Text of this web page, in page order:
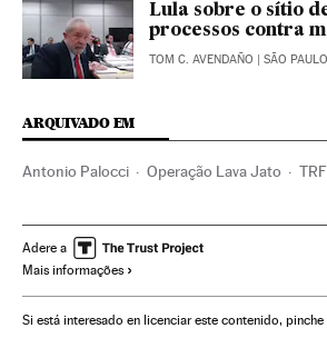
Lula sobre o sítio
processos contra
TOM C. AVENDAÑO | SÃO PAULO
ARQUIVADO EM
Antonio Palocci Operação Lava Jato
Financiamento ilegal Lavagem dinheiro
Polícia Federal
Financiamento partidos Brasil Corrupção
Adere a
Mais informações
Si está interesado en licenciar este contenido, pinche